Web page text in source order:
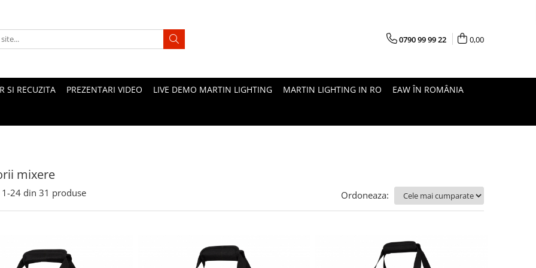
0790 99 99 22 0,00
SI RECUZITA PREZENTARI VIDEO LIVE DEMO MARTIN LIGHTING MARTIN LIGHTING IN RO EAW ÎN ROMÂNIA
mixere
1-24 din 31 produse Ordoneaza: